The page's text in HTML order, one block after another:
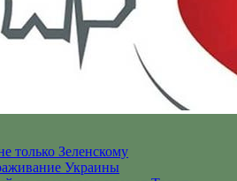
только Зеленскому
Украины